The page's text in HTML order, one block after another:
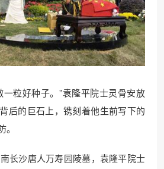
粒好种子。”袁隆平院士灵骨安放
后的巨石上，镌刻着他生前写下的
沙唐人万寿园陵墓，袁隆平院士